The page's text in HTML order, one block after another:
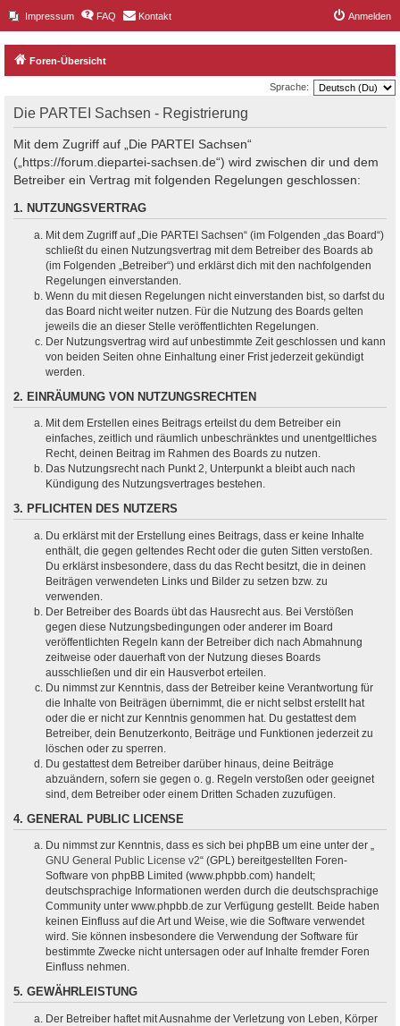
Impressum FAQ Kontakt Anmelden
Foren-Übersicht
Sprache:
Die PARTEI Sachsen - Registrierung
Mit dem Zugriff auf „Die PARTEI Sachsen“
(„https://forum.diepartei-sachsen.de“) wird zwischen dir und dem
Betreiber ein Vertrag mit folgenden Regelungen geschlossen:
1. NUTZUNGSVERTRAG
Mit dem Zugriff auf „Die PARTEI Sachsen“ (im Folgenden „das Board“)
schließt du einen Nutzungsvertrag mit dem Betreiber des Boards ab
(im Folgenden „Betreiber“) und erklärst dich mit den nachfolgenden
Regelungen einverstanden.
Wenn du mit diesen Regelungen nicht einverstanden bist, so darfst du
das Board nicht weiter nutzen. Für die Nutzung des Boards gelten
jeweils die an dieser Stelle veröffentlichten Regelungen.
Der Nutzungsvertrag wird auf unbestimmte Zeit geschlossen und kann
von beiden Seiten ohne Einhaltung einer Frist jederzeit gekündigt
werden.
2. EINRÄUMUNG VON NUTZUNGSRECHTEN
Mit dem Erstellen eines Beitrags erteilst du dem Betreiber ein
einfaches, zeitlich und räumlich unbeschränktes und unentgeltliches
Recht, deinen Beitrag im Rahmen des Boards zu nutzen.
Das Nutzungsrecht nach Punkt 2, Unterpunkt a bleibt auch nach
Kündigung des Nutzungsvertrages bestehen.
3. PFLICHTEN DES NUTZERS
Du erklärst mit der Erstellung eines Beitrags, dass er keine Inhalte
enthält, die gegen geltendes Recht oder die guten Sitten verstoßen.
Du erklärst insbesondere, dass du das Recht besitzt, die in deinen
Beiträgen verwendeten Links und Bilder zu setzen bzw. zu
verwenden.
Der Betreiber des Boards übt das Hausrecht aus. Bei Verstößen
gegen diese Nutzungsbedingungen oder anderer im Board
veröffentlichten Regeln kann der Betreiber dich nach Abmahnung
zeitweise oder dauerhaft von der Nutzung dieses Boards
ausschließen und dir ein Hausverbot erteilen.
Du nimmst zur Kenntnis, dass der Betreiber keine Verantwortung für
die Inhalte von Beiträgen übernimmt, die er nicht selbst erstellt hat
oder die er nicht zur Kenntnis genommen hat. Du gestattest dem
Betreiber, dein Benutzerkonto, Beiträge und Funktionen jederzeit zu
löschen oder zu sperren.
Du gestattest dem Betreiber darüber hinaus, deine Beiträge
abzuändern, sofern sie gegen o. g. Regeln verstoßen oder geeignet
sind, dem Betreiber oder einem Dritten Schaden zuzufügen.
4. GENERAL PUBLIC LICENSE
Du nimmst zur Kenntnis, dass es sich bei phpBB um eine unter der „
GNU General Public License v2“ (GPL) bereitgestellten Foren-
Software von phpBB Limited (www.phpbb.com) handelt;
deutschsprachige Informationen werden durch die deutschsprachige
Community unter www.phpbb.de zur Verfügung gestellt. Beide haben
keinen Einfluss auf die Art und Weise, wie die Software verwendet
wird. Sie können insbesondere die Verwendung der Software für
bestimmte Zwecke nicht untersagen oder auf Inhalte fremder Foren
Einfluss nehmen.
5. GEWÄHRLEISTUNG
Der Betreiber haftet mit Ausnahme der Verletzung von Leben, Körper